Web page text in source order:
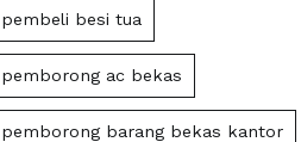
pembeli besi tua
pemborong ac bekas
pemborong barang bekas kantor